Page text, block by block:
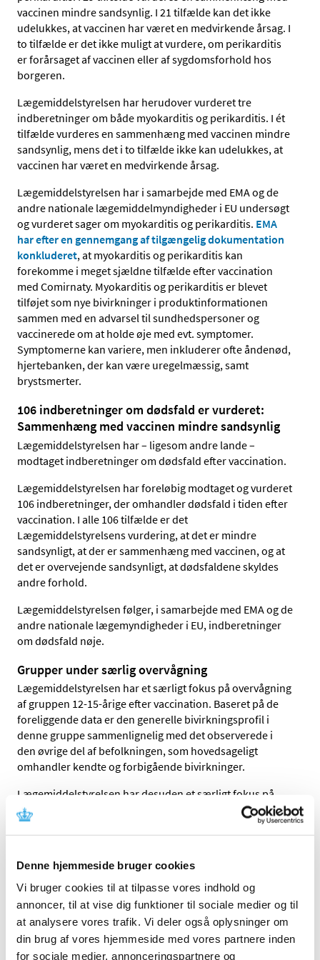
Denne hjemmeside bruger cookies
Vi bruger cookies til at tilpasse vores indhold og
annoncer, til at vise dig funktioner til sociale medier og til
at analysere vores trafik. Vi deler også oplysninger om
din brug af vores hjemmeside med vores partnere inden
for sociale medier, annonceringspartnere og
vaccinen mindre sandsynlig. I 21 tilfælde kan det ikke
udelukkes, at vaccinen har været en medvirkende årsag. I
to tilfælde er det ikke muligt at vurdere, om perikarditis
er forårsaget af vaccinen eller af sygdomsforhold hos
borgeren.
Lægemiddelstyrelsen har herudover vurderet tre
indberetninger om både myokarditis og perikarditis. I ét
tilfælde vurderes en sammenhæng med vaccinen mindre
sandsynlig, mens det i to tilfælde ikke kan udelukkes, at
vaccinen har været en medvirkende årsag.
Lægemiddelstyrelsen har i samarbejde med EMA og de
andre nationale lægemiddelmyndigheder i EU undersøgt
og vurderet sager om myokarditis og perikarditis. EMA
har efter en gennemgang af tilgængelig dokumentation
konkluderet, at myokarditis og perikarditis kan
forekomme i meget sjældne tilfælde efter vaccination
med Comirnaty. Myokarditis og perikarditis er blevet
tilføjet som nye bivirkninger i produktinformationen
sammen med en advarsel til sundhedspersoner og
vaccinerede om at holde øje med evt. symptomer.
Symptomerne kan variere, men inkluderer ofte åndenød,
hjertebanken, der kan være uregelmæssig, samt
brystsmerter.
106 indberetninger om dødsfald er vurderet:
Sammenhæng med vaccinen mindre sandsynlig
Lægemiddelstyrelsen har – ligesom andre lande –
modtaget indberetninger om dødsfald efter vaccination.
Lægemiddelstyrelsen har foreløbig modtaget og vurderet
106 indberetninger, der omhandler dødsfald i tiden efter
vaccination. I alle 106 tilfælde er det
Lægemiddelstyrelsens vurdering, at det er mindre
sandsynligt, at der er sammenhæng med vaccinen, og at
det er overvejende sandsynligt, at dødsfaldene skyldes
andre forhold.
Lægemiddelstyrelsen følger, i samarbejde med EMA og de
andre nationale lægemyndigheder i EU, indberetninger
om dødsfald nøje.
Grupper under særlig overvågning
Lægemiddelstyrelsen har et særligt fokus på overvågning
af gruppen 12-15-årige efter vaccination. Baseret på de
foreliggende data er den generelle bivirkningsprofil i
denne gruppe sammenlignelig med det observerede i
den øvrige del af befolkningen, som hovedsageligt
omhandler kendte og forbigående bivirkninger.
Lægemiddelstyrelsen har desuden et særligt fokus på
overvågning af gravide og ammende efter vaccination.
Lægemiddelstyrelsens datagrundlag giver ikke anledning
befolkningen.
Indberetning om MIS-C
Lægemiddelstyrelsen har behandlet én indberetning om
en sjælden betændelsestilstand MIS-C (Multisystem
Inflammatory Syndrom in Children) hos en 17-årig dreng.